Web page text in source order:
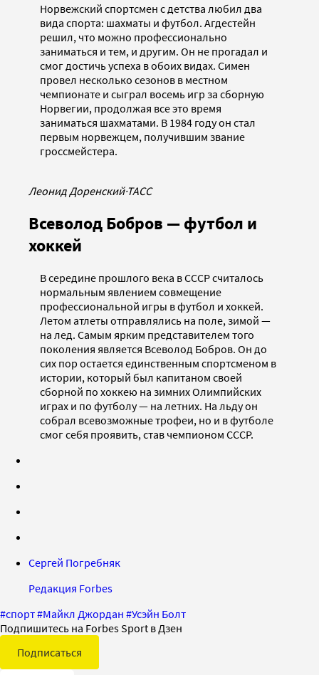
Норвежский спортсмен с детства любил два
вида спорта: шахматы и футбол. Агдестейн
решил, что можно профессионально
заниматься и тем, и другим. Он не прогадал и
смог достичь успеха в обоих видах. Симен
провел несколько сезонов в местном
чемпионате и сыграл восемь игр за сборную
Норвегии, продолжая все это время
заниматься шахматами. В 1984 году он стал
первым норвежцем, получившим звание
гроссмейстера.
Леонид Доренский·ТАСС
Всеволод Бобров — футбол и
хоккей
В середине прошлого века в СССР считалось
нормальным явлением совмещение
профессиональной игры в футбол и хоккей.
Летом атлеты отправлялись на поле, зимой —
на лед. Самым ярким представителем того
поколения является Всеволод Бобров. Он до
сих пор остается единственным спортсменом в
истории, который был капитаном своей
сборной по хоккею на зимних Олимпийских
играх и по футболу — на летних. На льду он
собрал всевозможные трофеи, но и в футболе
смог себя проявить, став чемпионом СССР.
Сергей Погребняк
Редакция Forbes
#спорт#Майкл Джордан #Усэйн Болт
Подпишитесь на Forbes Sport в Дзен
Подписаться